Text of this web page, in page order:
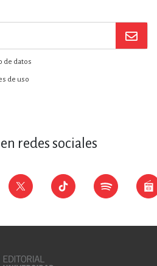
de datos
de uso
redes sociales